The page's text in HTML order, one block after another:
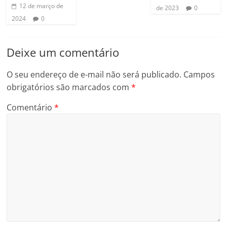
12 de março de
2024
0
de 2023
0
Deixe um comentário
O seu endereço de e-mail não será publicado. Campos
obrigatórios são marcados com*
Comentário*